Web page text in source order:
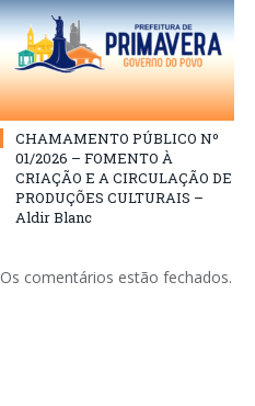
CHAMAMENTO PÚBLICO Nº
01/2026 – FOMENTO À
CRIAÇÃO E A CIRCULAÇÃO DE
PRODUÇÕES CULTURAIS –
Aldir Blanc
Os comentários estão fechados.